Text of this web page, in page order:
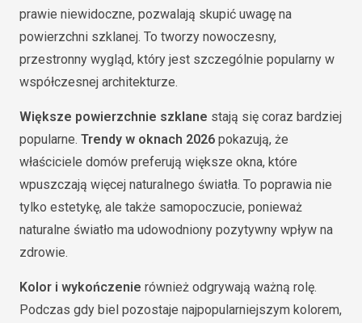
prawie niewidoczne, pozwalają skupić uwagę na
powierzchni szklanej. To tworzy nowoczesny,
przestronny wygląd, który jest szczególnie popularny w
współczesnej architekturze.
Większe powierzchnie szklane stają się coraz bardziej
popularne. Trendy w oknach 2026 pokazują, że
właściciele domów preferują większe okna, które
wpuszczają więcej naturalnego światła. To poprawia nie
tylko estetykę, ale także samopoczucie, ponieważ
naturalne światło ma udowodniony pozytywny wpływ na
zdrowie.
Kolor i wykończenie również odgrywają ważną rolę.
Podczas gdy biel pozostaje najpopularniejszym kolorem,